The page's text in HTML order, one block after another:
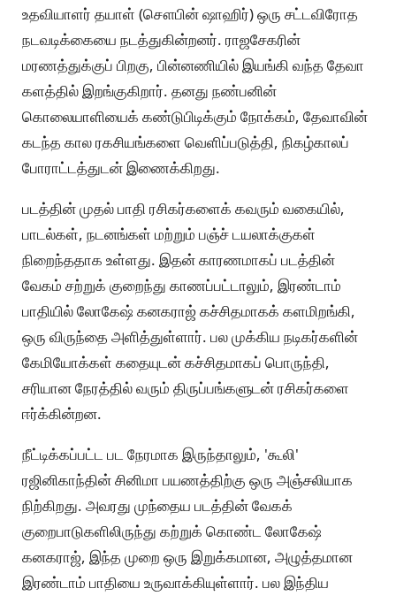
உதவியாளர் தயாள் (சௌபின் ஷாஹிர்) ஒரு சட்டவிரோத
நடவடிக்கையை நடத்துகின்றனர். ராஜசேகரின்
மரணத்துக்குப் பிறகு, பின்னணியில் இயங்கி வந்த தேவா
களத்தில் இறங்குகிறார். தனது நண்பனின்
கொலையாளியைக் கண்டுபிடிக்கும் நோக்கம், தேவாவின்
கடந்த கால ரகசியங்களை வெளிப்படுத்தி, நிகழ்காலப்
போராட்டத்துடன் இணைக்கிறது.
படத்தின் முதல் பாதி ரசிகர்களைக் கவரும் வகையில்,
பாடல்கள், நடனங்கள் மற்றும் பஞ்ச் டயலாக்குகள்
நிறைந்ததாக உள்ளது. இதன் காரணமாகப் படத்தின்
வேகம் சற்றுக் குறைந்து காணப்பட்டாலும், இரண்டாம்
பாதியில் லோகேஷ் கனகராஜ் கச்சிதமாகக் களமிறங்கி,
ஒரு விருந்தை அளித்துள்ளார். பல முக்கிய நடிகர்களின்
கேமியோக்கள் கதையுடன் கச்சிதமாகப் பொருந்தி,
சரியான நேரத்தில் வரும் திருப்பங்களுடன் ரசிகர்களை
ஈர்க்கின்றன.
நீட்டிக்கப்பட்ட பட நேரமாக இருந்தாலும், 'கூலி'
ரஜினிகாந்தின் சினிமா பயணத்திற்கு ஒரு அஞ்சலியாக
நிற்கிறது. அவரது முந்தைய படத்தின் வேகக்
குறைபாடுகளிலிருந்து கற்றுக் கொண்ட லோகேஷ்
கனகராஜ், இந்த முறை ஒரு இறுக்கமான, அழுத்தமான
இரண்டாம் பாதியை உருவாக்கியுள்ளார். பல இந்திய